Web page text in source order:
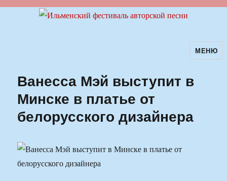
Ильменский фестиваль авторскойМЕНЮ
Ванесса Мэй выступит в
Минске в платье от
белорусского дизайнера